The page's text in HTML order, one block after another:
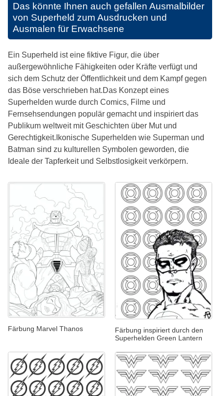
Das könnte Ihnen auch gefallen Ausmalbilder
von Superheld zum Ausdrucken und
Ausmalen für Erwachsene
Ein Superheld ist eine fiktive Figur, die über
außergewöhnliche Fähigkeiten oder Kräfte verfügt und
sich dem Schutz der Öffentlichkeit und dem Kampf gegen
das Böse verschrieben hat.Das Konzept eines
Superhelden wurde durch Comics, Filme und
Fernsehsendungen populär gemacht und inspiriert das
Publikum weltweit mit Geschichten über Mut und
Gerechtigkeit.Ikonische Superhelden wie Superman und
Batman sind zu kulturellen Symbolen geworden, die
Ideale der Tapferkeit und Selbstlosigkeit verkörpern.
Färbung Marvel Thanos
Färbung inspiriert durch den
Superhelden Green Lantern